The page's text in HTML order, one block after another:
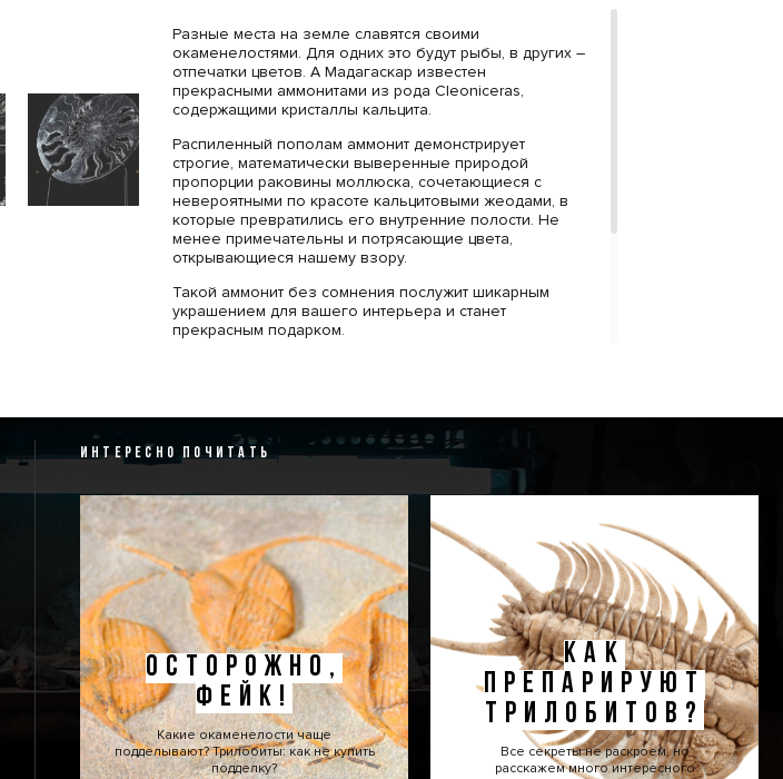
Разные места на земле славятся своими
окаменелостями. Для одних это будут рыбы, в других –
отпечатки цветов. А Мадагаскар известен
прекрасными аммонитами из рода Cleoniceras,
содержащими кристаллы кальцита.
Распиленный пополам аммонит демонстрирует
строгие, математически выверенные природой
пропорции раковины моллюска, сочетающиеся с
невероятными по красоте кальцитовыми жеодами, в
которые превратились его внутренние полости. Не
менее примечательны и потрясающие цвета,
открывающиеся нашему взору.
Такой аммонит без сомнения послужит шикарным
украшением для вашего интерьера и станет
прекрасным подарком.
повреждений. К коробке прилагается конверт с
сургучной печатью нашего логотипа, внутрь которого
помещен сертификат, подтверждающий подлинность
ИНТЕРЕСНО ПОЧИТАТЬ
ОСТОРОЖНО,
ФЕЙК!
Какие окаменелости чаще
подделывают? Трилобиты: как не купить
подделку?
КАК
ПРЕПАРИРУЮТ
ТРИЛОБИТОВ?
Все секреты не раскроем, но
расскажем много интересного